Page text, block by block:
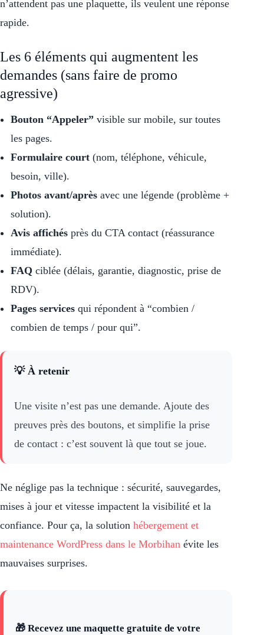
n’attendent pas une plaquette, ils veulent une réponse
rapide.
Les 6 éléments qui augmentent les
demandes (sans faire de promo
agressive)
Bouton “Appeler” visible sur mobile, sur toutes
les pages.
Formulaire court (nom, téléphone, véhicule,
besoin, ville).
Photos avant/après avec une légende (problème +
solution).
Avis affichés près du CTA contact (réassurance
immédiate).
FAQ ciblée (délais, garantie, diagnostic, prise de
RDV).
Pages services qui répondent à “combien /
combien de temps / pour qui”.
💡 À retenir
Une visite n’est pas une demande. Ajoute des
preuves près des boutons, et simplifie la prise
de contact : c’est souvent là que tout se joue.
Ne néglige pas la technique : sécurité, sauvegardes,
mises à jour et vitesse impactent la visibilité et la
confiance. Pour ça, la solution hébergement et
maintenance WordPress dans le Morbihan évite les
mauvaises surprises.
🎁 Recevez une maquette gratuite de votre